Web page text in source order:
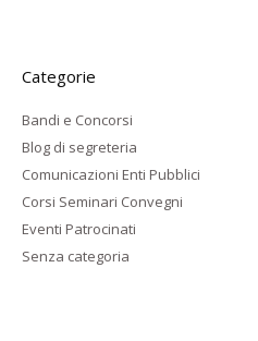
Categorie
Bandi e Concorsi
Blog di segreteria
Comunicazioni Enti Pubblici
Corsi Seminari Convegni
Eventi Patrocinati
Senza categoria